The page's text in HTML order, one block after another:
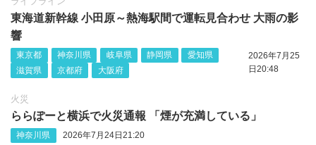
東海道新幹線 小田原～熱海駅間で運転見合わせ 大雨の影
響
東京都 神奈川県 岐阜県 静岡県
愛知県
滋賀県
京都府 大阪府
2026年7月25
日20:48
火災
ららぽーと横浜で火災通報 「煙が充満している」
神奈川県 2026年7月24日21:20